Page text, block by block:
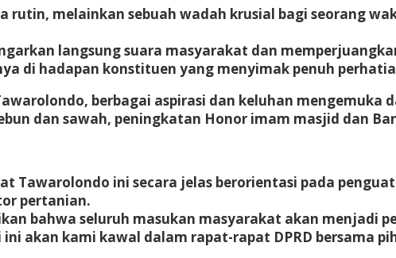
rutin, melainkan sebuah wadah krusial bagi seorang
langsung suara masyarakat dan
di hadapan konstituen yang menyimak penuh
berbagai aspirasi dan keluhan mengemuka
dan sawah, peningkatan Honor imam masjid dan
Tawarolondo ini secara jelas berorientasi pada
pertanian.
bahwa seluruh masukan masyarakat akan menjadi
akan kami kawal dalam rapat-rapat DPRD bersama